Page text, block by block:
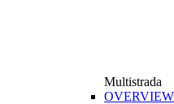
Multistrada
OVERVIEW